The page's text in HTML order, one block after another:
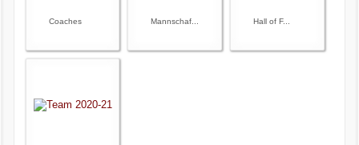
Coaches Mannschaf... Hall of F...